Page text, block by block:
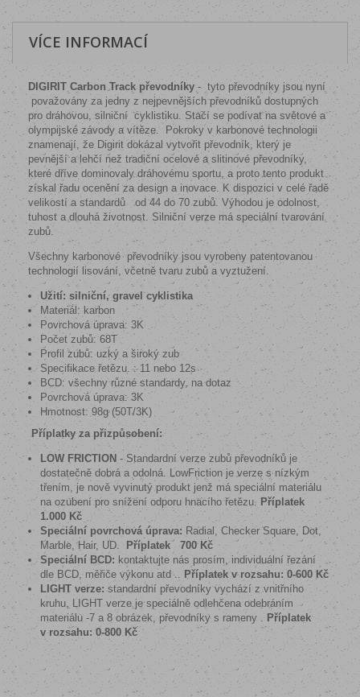
VÍCE INFORMACÍ
DIGIRIT Carbon Track převodníky - tyto převodníky jsou nyní
považovány za jedny z nejpevnějších převodníků dostupných
pro dráhovou, silniční cyklistiku. Stačí se podívat na světové a
olympijské závody a vítěze. Pokroky v karbonové technologii
znamenají, že Digirit dokázal vytvořit převodník, který je
pevnější a lehčí než tradiční ocelové a slitinové převodníky,
které dříve dominovaly dráhovému sportu, a proto tento produkt
získal řadu ocenění za design a inovace. K dispozici v celé řadě
velikostí a standardů od 44 do 70 zubů. Výhodou je odolnost,
tuhost a dlouhá životnost. Silniční verze má speciální tvarování
zubů.
Všechny karbonové převodníky jsou vyrobeny patentovanou
technologií lisování, včetně tvaru zubů a vyztužení.
Užití: silniční, gravel cyklistika
Materiál: karbon
Povrchová úprava: 3K
Počet zubů: 68T
Profil zubů: uzký a široký zub
Specifikace řetězu. : 11 nebo 12s
BCD: všechny různé standardy, na dotaz
Povrchová úprava: 3K
Hmotnost: 98g (50T/3K)
Příplatky za přizpůsobení:
LOW FRICTION- Standardní verze zubů převodníků je
dostatečně dobrá a odolná. LowFriction je verze s nízkým
třením, je nově vyvinutý produkt jenž má speciální materiálu
na ozubení pro snížení odporu hnacího řetězu. Příplatek
1.000 Kč
Speciální povrchová úprava: Radial, Checker Square, Dot,
Marble, Hair, UD.
Příplatek 700 Kč
Speciální BCD: kontaktujte nás prosím, individuální řezání
dle BCD, měřiče výkonu atd .. Příplatek v rozsahu: 0-600 Kč
LIGHT verze: standardní převodníky vychází z vnitřního
kruhu, LIGHT verze je speciálně odlehčena odebráním
materiálu -7 a 8 obrázek, převodníky s rameny . Příplatek
v rozsahu: 0-800 Kč